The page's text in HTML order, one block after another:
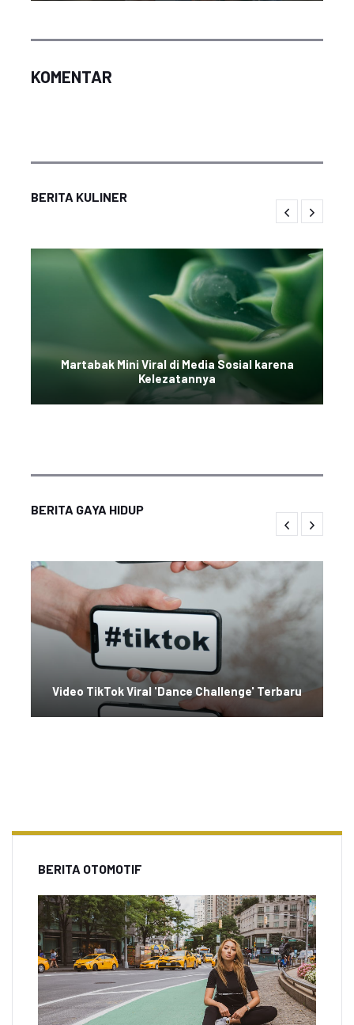
KOMENTAR
BERITA KULINER
Martabak Mini Viral di Media Sosial karena
Kelezatannya
BERITA GAYA HIDUP
Video TikTok Viral 'Dance Challenge' Terbaru
BERITA OTOMOTIF